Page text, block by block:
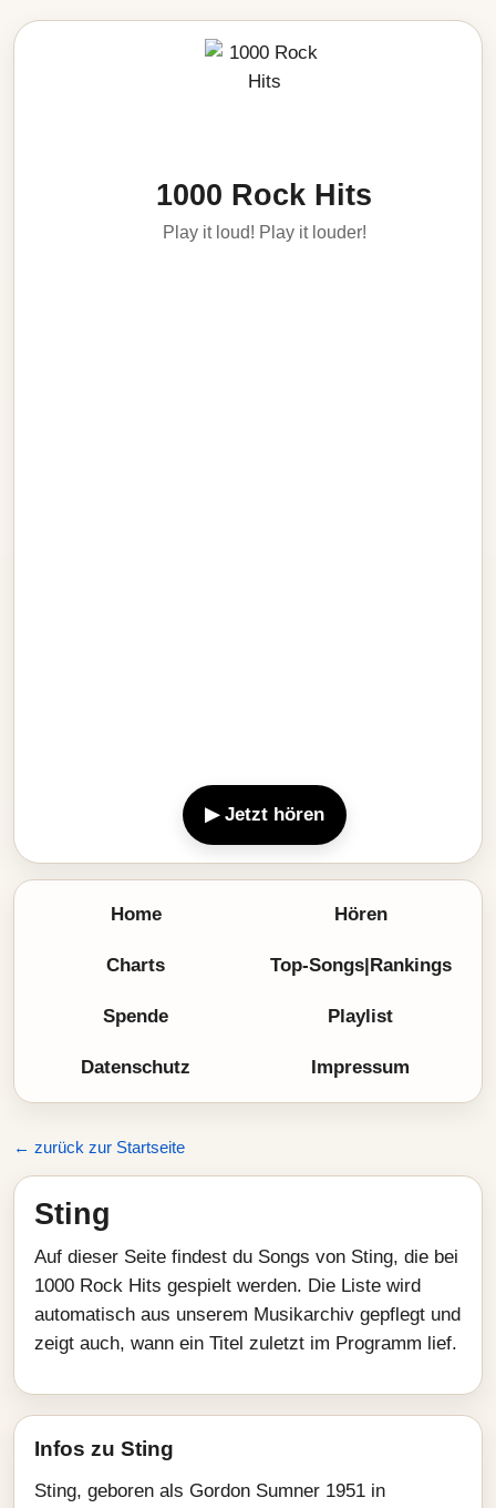
1000 Rock Hits
Play it loud! Play it louder!
▶ Jetzt hören
Home Hören
Charts Top-Songs|Rankings
Spende Playlist
Datenschutz Impressum
← zurück zur Startseite
Sting
Auf dieser Seite findest du Songs von Sting, die bei
1000 Rock Hits gespielt werden. Die Liste wird
automatisch aus unserem Musikarchiv gepflegt und
zeigt auch, wann ein Titel zuletzt im Programm lief.
Infos zu Sting
Sting, geboren als Gordon Sumner 1951 in